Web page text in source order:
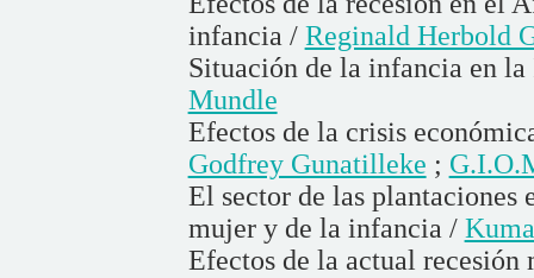
infancia / Reginald Herbold
Situación de la infancia en
Mundle
Efectos de la crisis
Godfrey Gunatilleke ;
El sector de las plantaciones
mujer y de la infancia /
Efectos de la actual